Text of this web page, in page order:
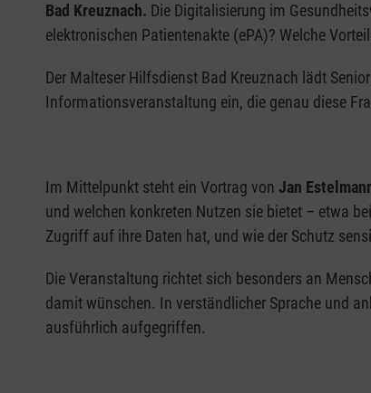
Bad Kreuznach. Die Digitalisierung im
elektronischen Patientenakte (ePA)? Welche
Der Malteser Hilfsdienst Bad Kreuznach lädt
Informationsveranstaltung ein, die genau diese
Im Mittelpunkt steht ein Vortrag von Jan
und welchen konkreten Nutzen sie bietet – etwa
Zugriff auf ihre Daten hat, und wie der Schutz
Die Veranstaltung richtet sich besonders an
damit wünschen. In verständlicher Sprache und
ausführlich aufgegriffen.